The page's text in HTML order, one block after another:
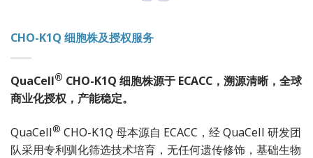
CHO-K1Q 细胞株及授权服务
QuaCell® CHO-K1Q 细胞株源于 ECACC，溯源清晰，全球
商业化授权，产能稳定。
QuaCell® CHO-K1Q 母本源自 ECACC，经 QuaCell 研发团
队采用专利驯化筛选技术培育，无任何遗传修饰，基础生物